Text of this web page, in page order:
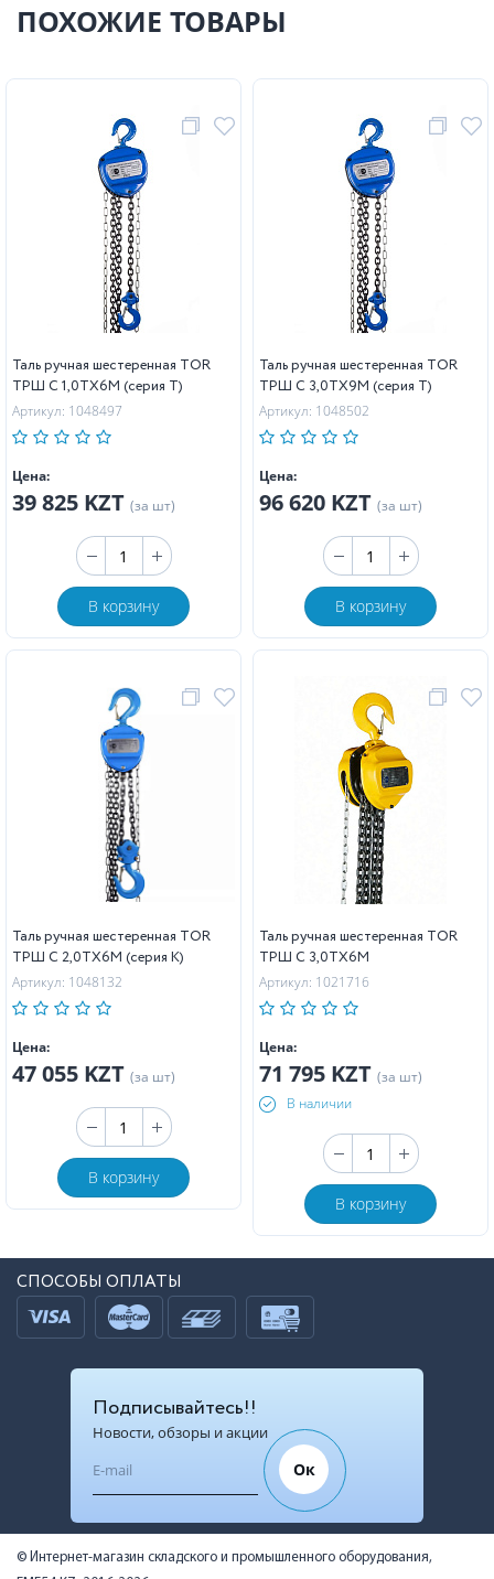
ПОХОЖИЕ ТОВАРЫ
Таль ручная шестеренная TOR
ТРШ C 1,0ТХ6М (серия T)
Артикул: 1048497
Цена:
39 825 KZT (за шт)
В корзину
Таль ручная шестеренная TOR
ТРШ C 3,0ТХ9М (серия T)
Артикул: 1048502
Цена:
96 620 KZT (за шт)
В корзину
Таль ручная шестеренная TOR
ТРШ C 2,0ТХ6М (серия K)
Артикул: 1048132
Цена:
47 055 KZT (за шт)
В корзину
Таль ручная шестеренная TOR
ТРШ C 3,0ТХ6М
Артикул: 1021716
Цена:
71 795 KZT (за шт)
В наличии
В корзину
СПОСОБЫ ОПЛАТЫ
Подписывайтесь!!
Новости, обзоры и акции
Ок
© Интернет-магазин складского и промышленного оборудования,